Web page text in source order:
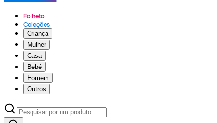
Folheto
Coleções
Criança
Mulher
Casa
Bebé
Homem
Outros